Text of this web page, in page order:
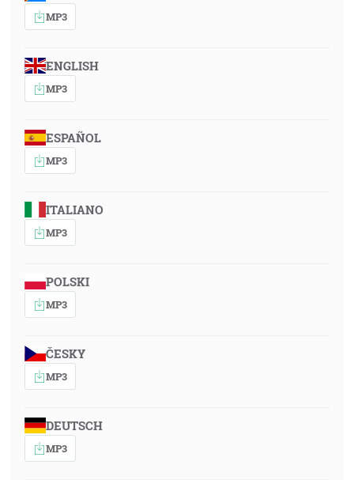
MP3
ENGLISH
MP3
ESPAÑOL
MP3
ITALIANO
MP3
POLSKI
MP3
ČESKY
MP3
DEUTSCH
MP3